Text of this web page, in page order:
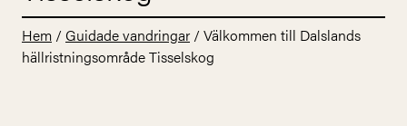
Hem / Guidade vandringar / Välkommen till Dalslands
hällristningsområde Tisselskog